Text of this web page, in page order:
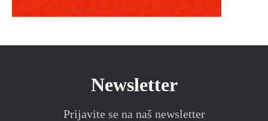
Newsletter
Prijavite se na naš newsletter